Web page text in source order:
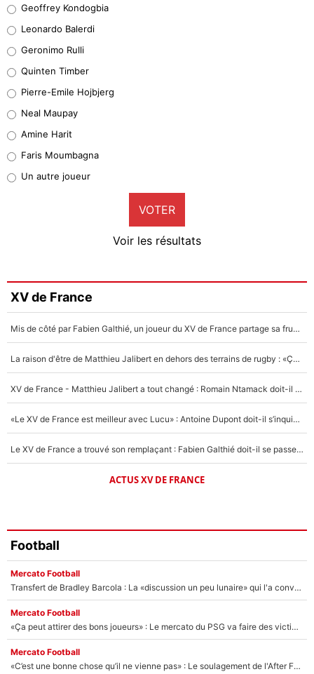
38%
32%
4%
1%
9%
Faris Moumbagna
4%
Un autre joueur
5%
Geoffrey Kondogbia
Leonardo Balerdi
Geronimo Rulli
Quinten Timber
Pierre-Emile Hojbjerg
Neal Maupay
Amine Harit
Faris Moumbagna
Un autre joueur
VOTER
Voir les résultats
XV de France
Mis de côté par Fabien Galthié, un joueur du XV de France partage sa frustration : «ils ne me l’ont pas dit tout de suite»
La raison d'être de Matthieu Jalibert en dehors des terrains de rugby : «Ça m'atteint autant que si tu touches à un membre de ma famille»
XV de France - Matthieu Jalibert a tout changé : Romain Ntamack doit-il s’inquiéter pour sa place à un an de la Coupe du monde ?
«Le XV de France est meilleur avec Lucu» : Antoine Dupont doit-il s’inquiéter pour sa place ?
Le XV de France a trouvé son remplaçant : Fabien Galthié doit-il se passer d'Antoine Dupont ?
ACTUS XV DE FRANCE
Football
Mercato Football
Transfert de Bradley Barcola : La «discussion un peu lunaire» qui l'a convaincu de quitter le PSG, son entourage est pointé du doigt
Mercato Football
«Ça peut attirer des bons joueurs» : Le mercato du PSG va faire des victimes dans l'effectif de Luis Enrique ?
Mercato Football
«C’est une bonne chose qu’il ne vienne pas» : Le soulagement de l'After Foot après le transfert avorté de Yan Diomandé au PSG